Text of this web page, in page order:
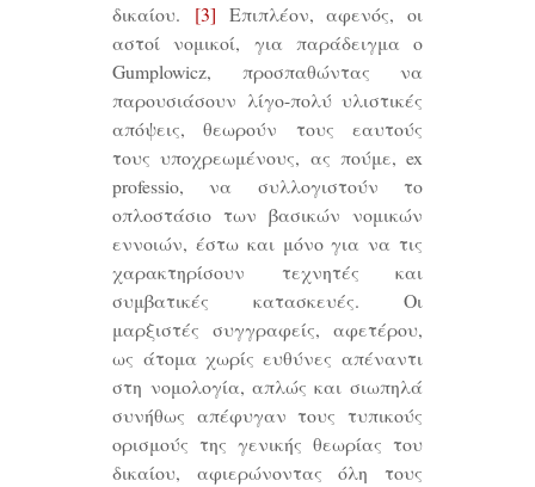
δικαίου. [3] Επιπλέον, αφενός, οι
αστοί νομικοί, για παράδειγμα ο
Gumplowicz, προσπαθώντας να
παρουσιάσουν λίγο-πολύ υλιστικές
απόψεις, θεωρούν τους εαυτούς
τους υποχρεωμένους, ας πούμε, ex
professio, να συλλογιστούν το
οπλοστάσιο των βασικών νομικών
εννοιών, έστω και μόνο για να τις
χαρακτηρίσουν τεχνητές και
συμβατικές κατασκευές. Οι
μαρξιστές συγγραφείς, αφετέρου,
ως άτομα χωρίς ευθύνες απέναντι
στη νομολογία, απλώς και σιωπηλά
συνήθως απέφυγαν τους τυπικούς
ορισμούς της γενικής θεωρίας του
δικαίου, αφιερώνοντας όλη τους